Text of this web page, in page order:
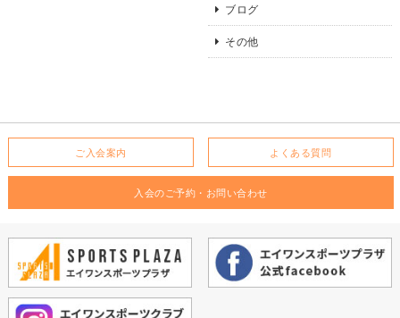
ブログ
その他
ご入会案内 よくある質問
入会のご予約・お問い合わせ